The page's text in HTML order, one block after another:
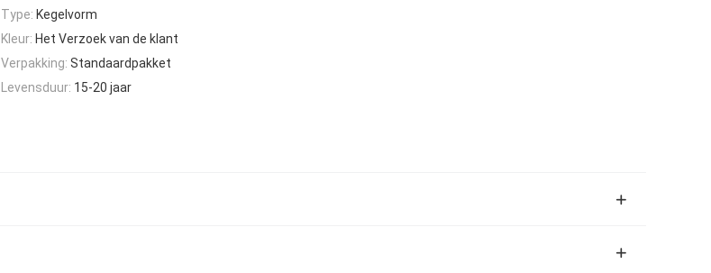
Type: Kegelvorm
Kleur: Het Verzoek van de klant
Verpakking: Standaardpakket
Levensduur: 15-20 jaar